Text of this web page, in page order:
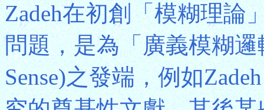
Zadeh在初創「模糊理論
問題，是為「廣義模糊邏
Sense)之發端，例如